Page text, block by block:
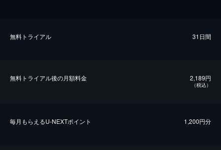
無料トライアル 31日間
無料トライアル後の⽉額料金 2,189円
（税込）
毎⽉もらえるU-NEXTポイント 1,200円分